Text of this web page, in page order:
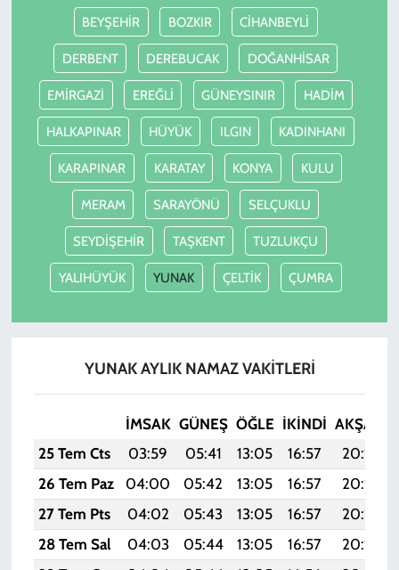
BEYŞEHİR BOZKIR CİHANBEYLİ
DERBENT DEREBUCAK DOĞANHİSAR
EMİRGAZİ EREĞLİ GÜNEYSINIR HADİM
HALKAPINAR HÜYÜK ILGIN KADINHANI
KARAPINAR KARATAY KONYA KULU
MERAM SARAYÖNÜ SELÇUKLU
SEYDİŞEHİR TAŞKENT TUZLUKÇU
YALIHÜYÜK YUNAK ÇELTİK ÇUMRA
YUNAK AYLIK NAMAZ VAKITLERI
İMSAK GÜNEŞ ÖĞLE İKINDI AKŞAM
25 Tem Cts
03:59 05:41 13:05 16:57 20:18
26 Tem Paz
04:00 05:42 13:05 16:57 20:18
27 Tem Pts
04:02 05:43 13:05 16:57 20:17
28 Tem Sal
04:03 05:44 13:05 16:57 20:16